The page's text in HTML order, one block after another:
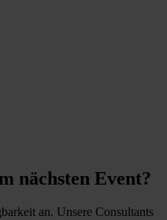
nächsten Event?
an. Unsere Consultants